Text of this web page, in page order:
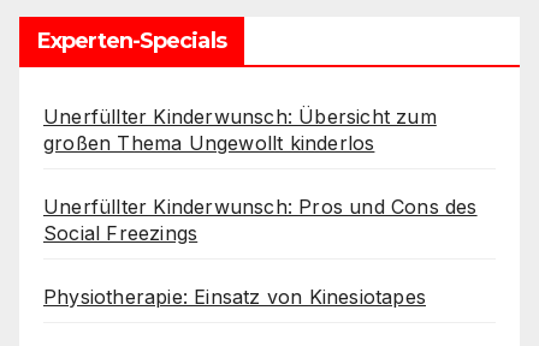
Experten-Specials
Unerfüllter Kinderwunsch: Übersicht zum
großen Thema Ungewollt kinderlos
Unerfüllter Kinderwunsch: Pros und Cons des
Social Freezings
Physiotherapie: Einsatz von Kinesiotapes